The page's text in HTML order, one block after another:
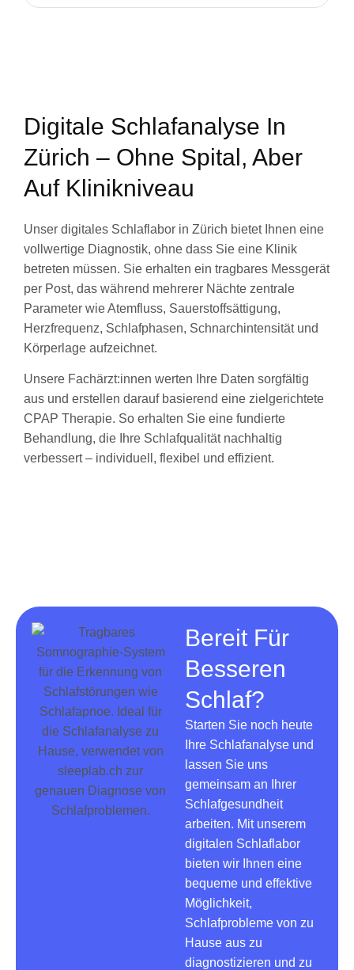
Digitale Schlafanalyse In
Zürich – Ohne Spital, Aber
Auf Klinikniveau
Unser digitales Schlaflabor in Zürich bietet Ihnen eine
vollwertige Diagnostik, ohne dass Sie eine Klinik
betreten müssen. Sie erhalten ein tragbares Messgerät
per Post, das während mehrerer Nächte zentrale
Parameter wie Atemfluss, Sauerstoffsättigung,
Herzfrequenz, Schlafphasen, Schnarchintensität und
Körperlage aufzeichnet.
Unsere Fachärzt:innen werten Ihre Daten sorgfältig
aus und erstellen darauf basierend eine zielgerichtete
CPAP Therapie. So erhalten Sie eine fundierte
Behandlung, die Ihre Schlafqualität nachhaltig
verbessert – individuell, flexibel und effizient.
Bereit Für
Besseren
Schlaf?
Starten Sie noch heute
Ihre Schlafanalyse und
lassen Sie uns
gemeinsam an Ihrer
Schlafgesundheit
arbeiten. Mit unserem
digitalen Schlaflabor
bieten wir Ihnen eine
bequeme und effektive
Möglichkeit,
Schlafprobleme von zu
Hause aus zu
diagnostizieren und zu